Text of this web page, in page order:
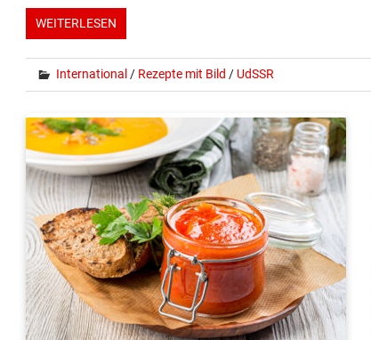
WEITERLESEN
International / Rezepte mit Bild / UdSSR